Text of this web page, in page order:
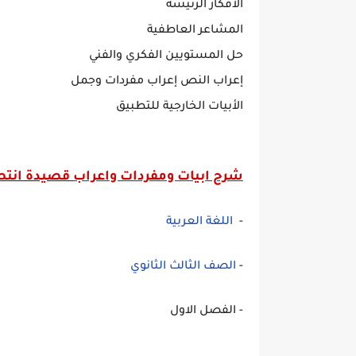
الأفكار الرئيسة
المشاعر العاطفية
حل المستويين الفكري والفني
إعراب النص إعراب مفردات وجمل
الأبيات الخارجية للتطبيق
شرح ابيات ومفردات واعرابقصيدة
- اللغة العربية
- الصف الثالث الثانوي
- الفصل الاول